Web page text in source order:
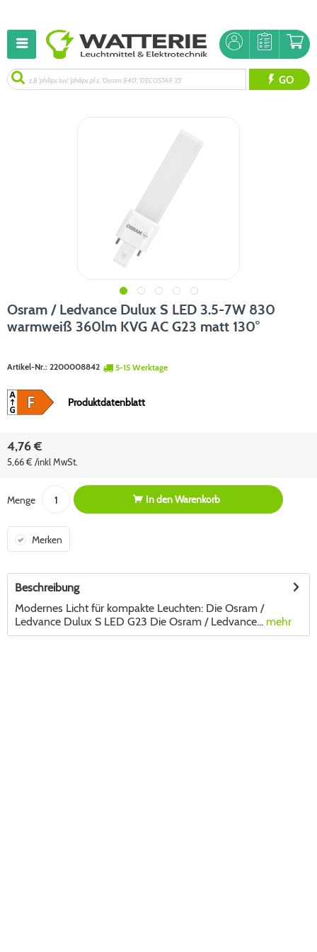
GO
Osram / Ledvance Dulux S LED 3.5-7W 830
warmweiß 360lm KVG AC G23 matt 130°
Artikel-Nr.: 2200008842 5-15 Werktage
Produktdatenblatt
4,76 €
5,66 € /inkl MwSt.
Menge In denWarenkorb
Merken
Beschreibung
Modernes Licht für kompakte Leuchten: Die Osram /
Ledvance Dulux S LED G23 Die Osram / Ledvance... mehr